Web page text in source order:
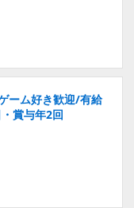
ーム好き歓迎/有給
賞与年2回